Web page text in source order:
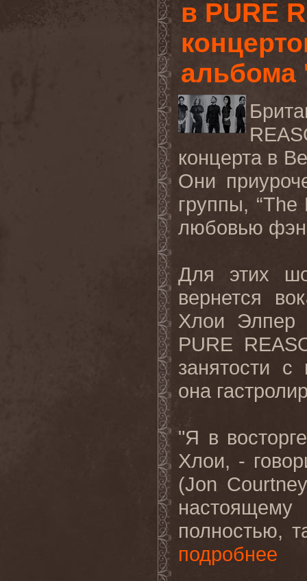
в PURE
альбома
концерта в
Они
группы, “The
любовью
Для этих
вернется
Хлои Элпер
PURE
занятости
она
"Я в
Хлои, -
(Jon Courtney
настоящему
полностью,
подробнее